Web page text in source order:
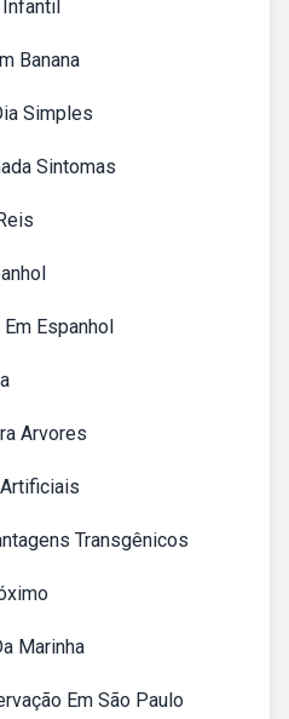
Infantil
Banana
Simples
Sintomas
Espanhol
Arvores
Transgênicos
Marinha
Em São Paulo